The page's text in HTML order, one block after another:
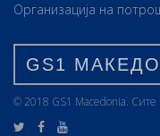
Организација на
GS1
© 2018 GS1 Маcedonia. Сите